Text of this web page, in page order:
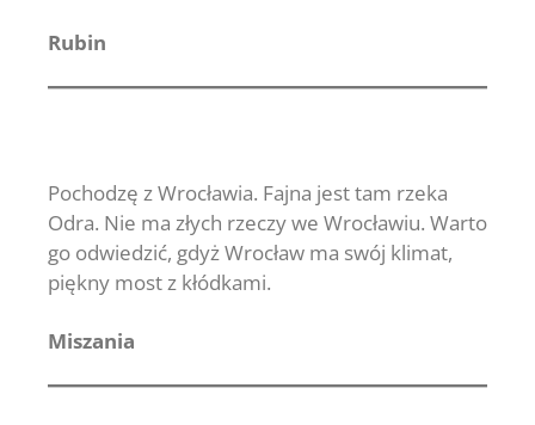
Rubin
Pochodzę z Wrocławia. Fajna jest tam rzeka
Odra. Nie ma złych rzeczy we Wrocławiu. Warto
go odwiedzić, gdyż Wrocław ma swój klimat,
piękny most z kłódkami.
Miszania